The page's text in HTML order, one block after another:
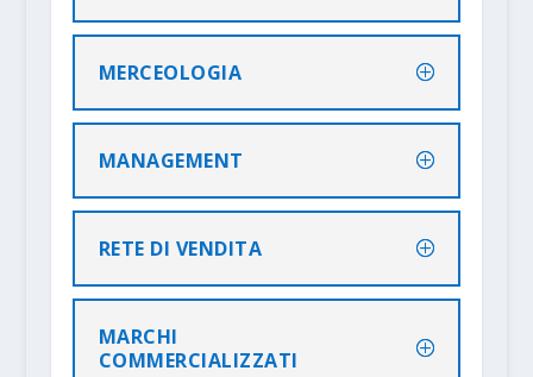
MERCEOLOGIA
MANAGEMENT
RETE DI VENDITA
MARCHI
COMMERCIALIZZATI